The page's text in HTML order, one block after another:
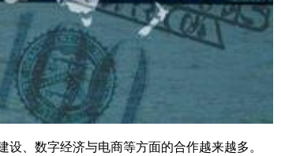
设、数字经济与电商等方面的合作越来越多。